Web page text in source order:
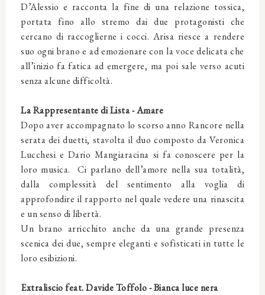
D’Alessio e racconta la fine di una relazione tossica,
portata fino allo stremo dai due protagonisti che
cercano di raccoglierne i cocci. Arisa riesce a rendere
suo ogni brano e ad emozionare con la voce delicata che
all’inizio fa fatica ad emergere, ma poi sale verso acuti
senza alcune difficoltà.
La Rappresentante di Lista - Amare
Dopo aver accompagnato lo scorso anno Rancore nella
serata dei duetti, stavolta il duo composto da Veronica
Lucchesi e Dario Mangiaracina si fa conoscere per la
loro musica. Ci parlano dell’amore nella sua totalità,
dalla complessità del sentimento alla voglia di
approfondire il rapporto nel quale vedere una rinascita
e un senso di libertà.
Un brano arricchito anche da una grande presenza
scenica dei due, sempre eleganti e sofisticati in tutte le
loro esibizioni.
Extraliscio feat. Davide Toffolo - Bianca luce nera